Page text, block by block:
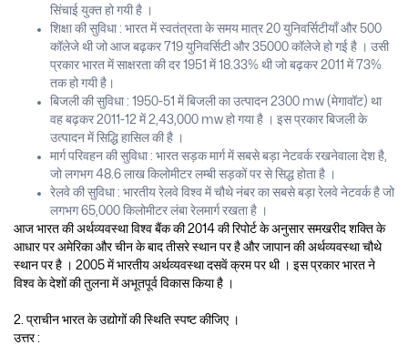
सिंचाई युक्त हो गयी है ।
शिक्षा की सुविधा : भारत में स्वतंत्रता के समय मात्र 20 युनिवर्सिटीयाँ और 500
कॉलेजे थी जो आज बढ़कर 719 युनिवर्सिटी और 35000 कॉलेजे हो गई है । उसी
प्रकार भारत में साक्षरता की दर 1951 में 18.33% थी जो बढ़कर 2011 में 73%
तक हो गयी है।
बिजली की सुविधा : 1950-51 में बिजली का उत्पादन 2300 mw (मेगावॉट) था
वह बढ़कर 2011-12 में 2,43,000 mw हो गया है । इस प्रकार बिजली के
उत्पादन में सिद्धि हासिल की है ।
मार्ग परिवहन की सुविधा : भारत सड़क मार्ग में सबसे बड़ा नेटवर्क रखनेवाला देश है,
जो लगभग 48.6 लाख किलोमीटर लम्बी सड़कों पर से सिद्ध होता है ।
रेलवे की सुविधा : भारतीय रेलवे विश्व में चौथे नंबर का सबसे बड़ा रेलवे नेटवर्क है जो
लगभग 65,000 किलोमीटर लंबा रेलमार्ग रखता है ।
आज भारत की अर्थव्यवस्था विश्व बैंक की 2014 की रिपोर्ट के अनुसार समखरीद शक्ति के
आधार पर अमेरिका और चीन के बाद तीसरे स्थान पर है और जापान की अर्थव्यवस्था चौथे
स्थान पर है । 2005 में भारतीय अर्थव्यवस्था दसवें क्रम पर थी । इस प्रकार भारत ने
विश्व के देशों की तुलना में अभूतपूर्व विकास किया है ।
2. प्राचीन भारत के उद्योगों की स्थिति स्पष्ट कीजिए ।
उत्तर :